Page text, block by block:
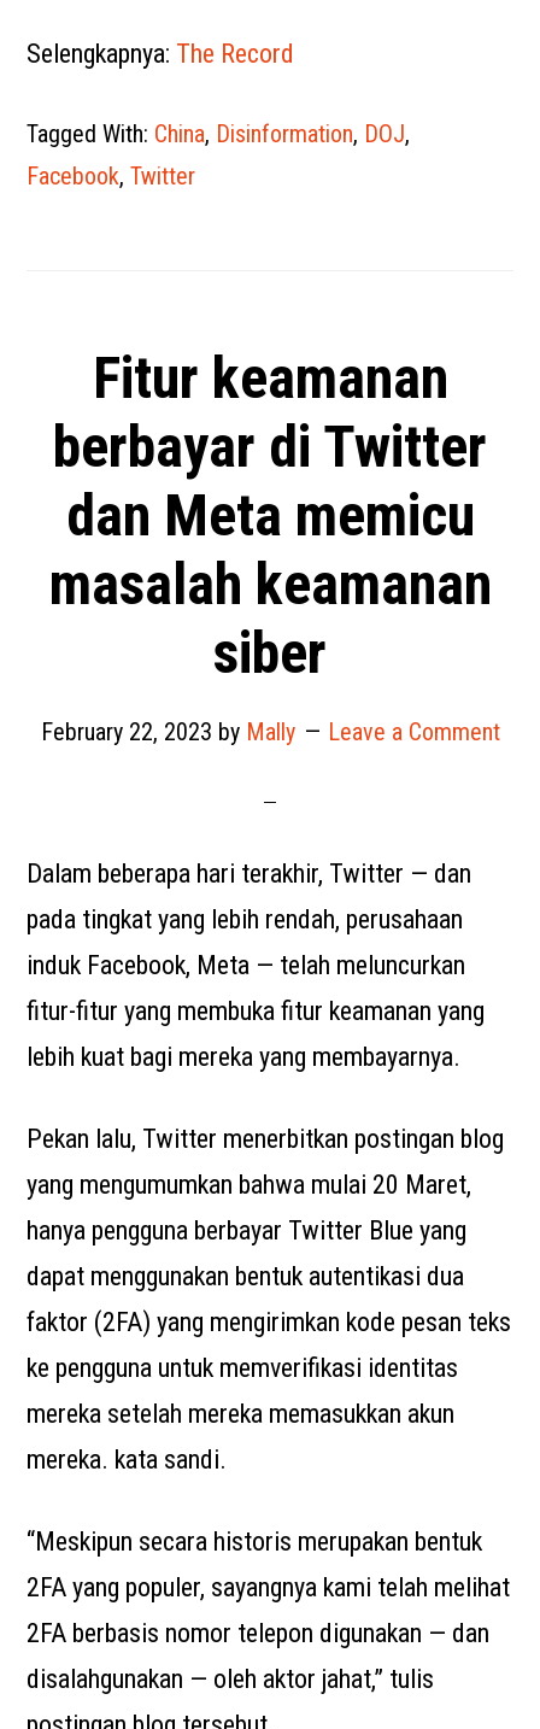
Selengkapnya: The Record
Tagged With: China, Disinformation, DOJ,
Facebook,Twitter
Fitur keamanan
berbayar di Twitter
dan Meta memicu
masalah keamanan
siber
February 22, 2023 by Mally Leave a Comment
Dalam beberapa hari terakhir, Twitter — dan
pada tingkat yang lebih rendah, perusahaan
induk Facebook, Meta — telah meluncurkan
fitur-fitur yang membuka fitur keamanan yang
lebih kuat bagi mereka yang membayarnya.
Pekan lalu, Twitter menerbitkan postingan blog
yang mengumumkan bahwa mulai 20 Maret,
hanya pengguna berbayar Twitter Blue yang
dapat menggunakan bentuk autentikasi dua
faktor (2FA) yang mengirimkan kode pesan teks
ke pengguna untuk memverifikasi identitas
mereka setelah mereka memasukkan akun
mereka. kata sandi.
“Meskipun secara historis merupakan bentuk
2FA yang populer, sayangnya kami telah melihat
2FA berbasis nomor telepon digunakan — dan
disalahgunakan — oleh aktor jahat,” tulis